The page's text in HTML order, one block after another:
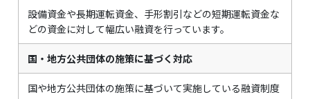
設備資金や長期運転資金、手形割引などの短期運転資金な
どの資金に対して幅広い融資を行っています。
国・地方公共団体の施策に基づく対応
国や地方公共団体の施策に基づいて実施している融資制度